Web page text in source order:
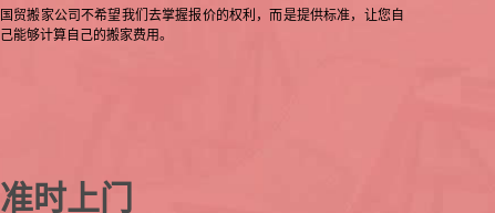
国贸搬家公司不希望我们去掌握报价的权利，而是提供标准，让您自
己能够计算自己的搬家费用。
准时上门